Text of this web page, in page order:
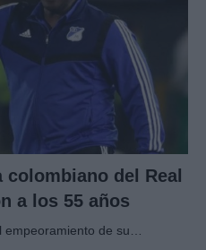
del Real
a los 55 años
de su…